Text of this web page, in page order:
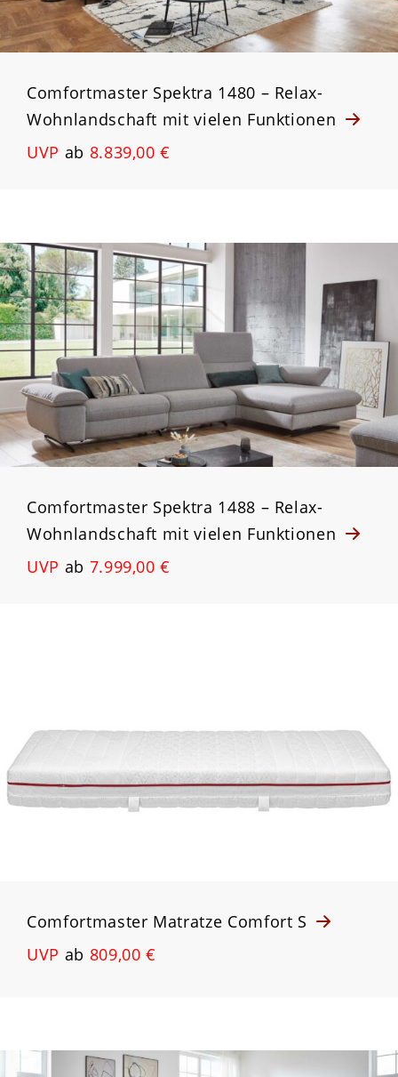
Comfortmaster Spektra 1480 – Relax-
Wohnlandschaft mit vielen Funktionen
UVP ab 8.839,00 €
Comfortmaster Spektra 1488 – Relax-
Wohnlandschaft mit vielen Funktionen
UVP ab 7.999,00 €
Comfortmaster Matratze Comfort S
UVP ab 809,00 €